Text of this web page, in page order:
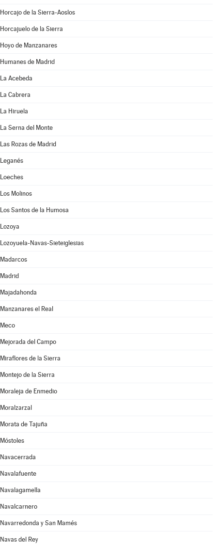
Horcajo de la Sierra-Aoslos
Horcajuelo de la Sierra
Hoyo de Manzanares
Humanes de Madrid
La Acebeda
La Cabrera
La Hiruela
La Serna del Monte
Las Rozas de Madrid
Leganés
Loeches
Los Molinos
Los Santos de la Humosa
Lozoya
Lozoyuela-Navas-Sieteiglesias
Madarcos
Madrid
Majadahonda
Manzanares el Real
Meco
Mejorada del Campo
Miraflores de la Sierra
Montejo de la Sierra
Moraleja de Enmedio
Moralzarzal
Morata de Tajuña
Móstoles
Navacerrada
Navalafuente
Navalagamella
Navalcarnero
Navarredonda y San Mamés
Navas del Rey